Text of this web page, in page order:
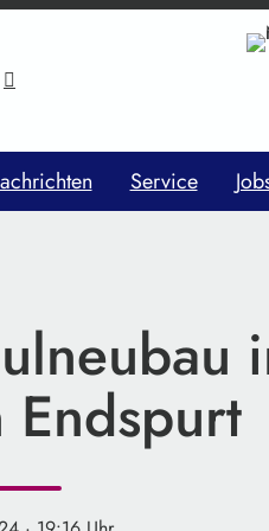
Service
Endspurt